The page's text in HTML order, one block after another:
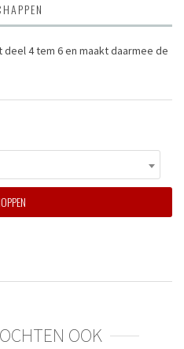
4 tem 6 en maakt daarmee de
OOK